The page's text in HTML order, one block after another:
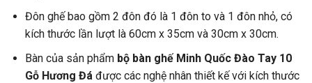
Đôn ghế bao gồm 2 đôn đó là 1 đôn to và 1 đôn nhỏ, có
kích thước lần lượt là 60cm x 35cm và 30cm x 30cm.
Bàn của sản phẩm bộ bàn ghế Minh Quốc Đào Tay 10
Gỗ Hương Đá được các nghệ nhân thiết kế với kích thước